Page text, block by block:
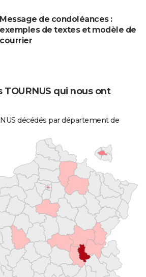
Message de condoléances :
exemples de textes et modèle de
courrier
qui nous ont
décédés par département de